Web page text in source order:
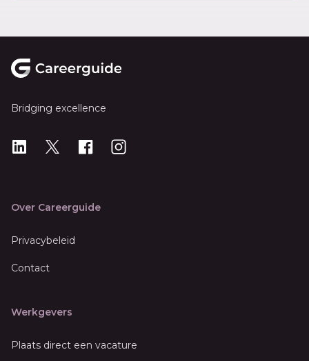
Bridging excellence
LinkedIn
X Instagram
Over Careerguide
Privacybeleid
Contact
Werkgevers
Plaats direct een vacature